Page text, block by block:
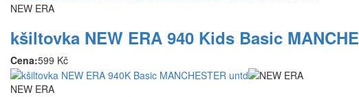
NEW ERA
kšiltovka NEW ERA 940 Kids Basic
Cena:599 Kč
NEW ERA